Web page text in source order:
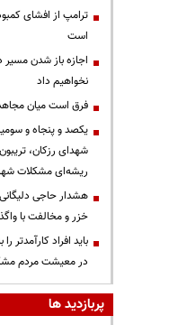
ترامپ از افشای
است
اجازه باز شدن مسیر
نخواهیم داد
فرق است میان
یکصد و پنجاه و
شهدای رزکان،
ریشه‌ای مشکلات
هشدار حاجی
خزر و مخالفت با
باید افراد کارآمدتر
در معیشت مردم
پربازدید ها